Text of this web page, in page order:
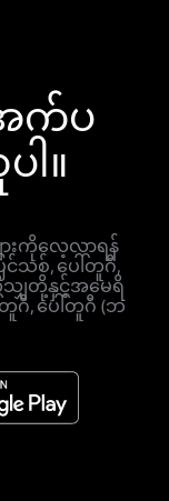
အက်ပ
။
ျားကိုလေ့လာရန်
ြင်သစ်, ပေါ်တူဂီ,
သျှတို့နှင့်အမေရိ
တူဂီ, ပေါ်တူဂီ (ဘ